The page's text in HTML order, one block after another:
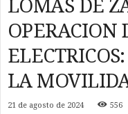
LOMAS DE
OPERACION
LA
21 de agosto de 2024 556